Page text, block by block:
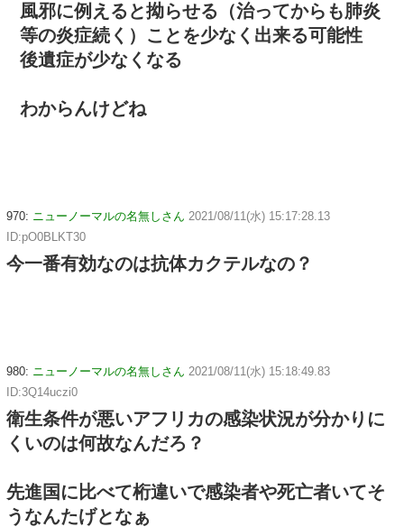
風邪に例えると拗らせる（治ってからも肺炎
等の炎症続く）ことを少なく出来る可能性
後遺症が少なくなる
わからんけどね
970: ニューノーマルの名無しさん 2021/08/11(水) 15:17:28.13
ID:pO0BLKT30
今一番有効なのは抗体カクテルなの？
980: ニューノーマルの名無しさん 2021/08/11(水) 15:18:49.83
ID:3Q14uczi0
衛生条件が悪いアフリカの感染状況が分かりに
くいのは何故なんだろ？
先進国に比べて桁違いで感染者や死亡者いてそ
うなんたげとなぁ